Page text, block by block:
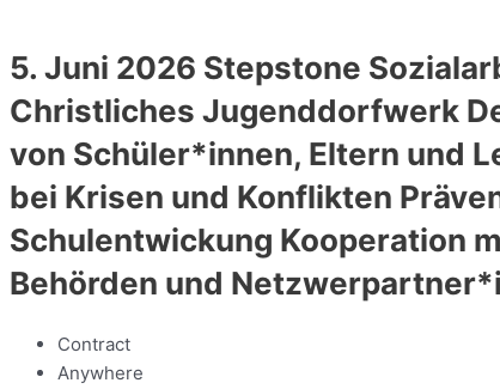
5. Juni 2026 Stepstone
Christliches Jugenddorfwerk
von Schüler*innen, Eltern und
bei Krisen und Konflikten
Schulentwickung Kooperation
Behörden und
Contract
Anywhere